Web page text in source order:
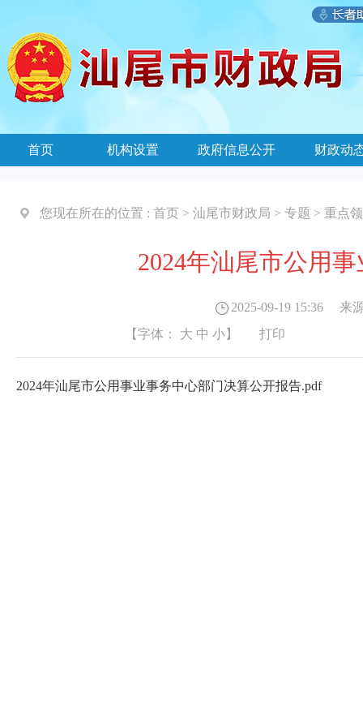
首页 机构设置 政府信息公开 财政动
您现在所在的位置 : 首页 > 汕尾市财政局 > 专题 > 重点
2024年汕尾市公用
2025-09-19 15:36 来
【字体： 大 中 小】 打印
2024年汕尾市公用事业事务中心部门决算公开报告.pdf